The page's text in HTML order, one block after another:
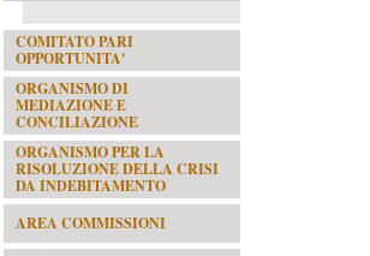
COMITATO PARI
OPPORTUNITA'
ORGANISMO DI
MEDIAZIONE E
CONCILIAZIONE
ORGANISMO PER LA
RISOLUZIONE DELLA CRISI
DA INDEBITAMENTO
AREA COMMISSIONI